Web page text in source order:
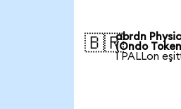
🇧🇷abrdn
(Ondo
1 PALLon